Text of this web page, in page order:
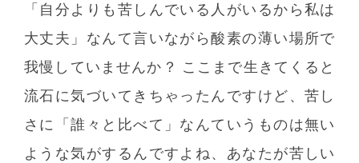
「自分よりも苦しんでいる人がいるから私は
大丈夫」なんて言いながら酸素の薄い場所で
我慢していませんか？ ここまで生きてくると
流石に気づいてきちゃったんですけど、苦し
さに「誰々と比べて」なんていうものは無い
ような気がするんですよね、あなたが苦しい